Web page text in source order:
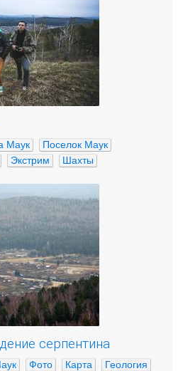
Маук
Поселок Маук
Экстрим Шахты
серпентина
Фото Карта Геология